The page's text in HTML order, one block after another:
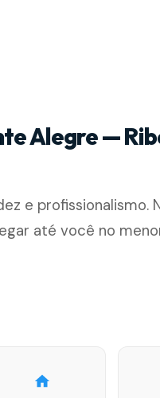
Alegre —
e profissionalismo.
até você no